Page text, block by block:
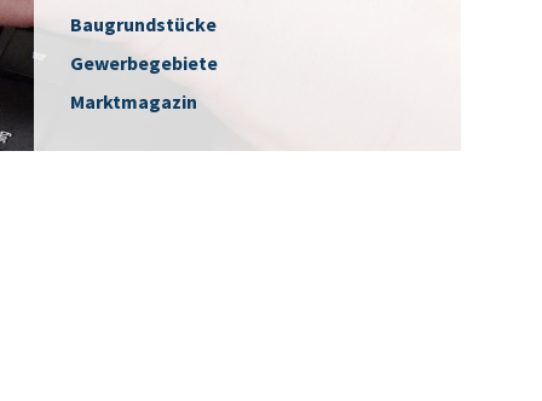
Baugrundstücke
Gewerbegebiete
Marktmagazin